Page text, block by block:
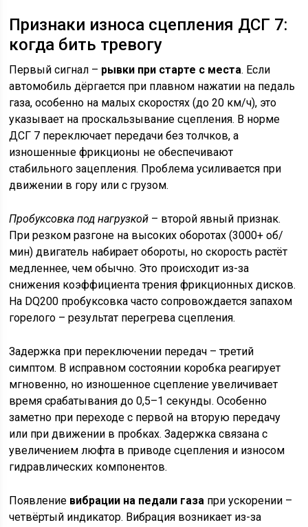
Признаки износа сцепления ДСГ 7:
когда бить тревогу
Первый сигнал – рывки при старте с места. Если
автомобиль дёргается при плавном нажатии на педаль
газа, особенно на малых скоростях (до 20 км/ч), это
указывает на проскальзывание сцепления. В норме
ДСГ 7 переключает передачи без толчков, а
изношенные фрикционы не обеспечивают
стабильного зацепления. Проблема усиливается при
движении в гору или с грузом.
Пробуксовка под нагрузкой – второй явный признак.
При резком разгоне на высоких оборотах (3000+ об/
мин) двигатель набирает обороты, но скорость растёт
медленнее, чем обычно. Это происходит из-за
снижения коэффициента трения фрикционных дисков.
На DQ200 пробуксовка часто сопровождается запахом
горелого – результат перегрева сцепления.
Задержка при переключении передач – третий
симптом. В исправном состоянии коробка реагирует
мгновенно, но изношенное сцепление увеличивает
время срабатывания до 0,5–1 секунды. Особенно
заметно при переходе с первой на вторую передачу
или при движении в пробках. Задержка связана с
увеличением люфта в приводе сцепления и износом
гидравлических компонентов.
Появление вибрации на педали газа при ускорении –
четвёртый индикатор. Вибрация возникает из-за